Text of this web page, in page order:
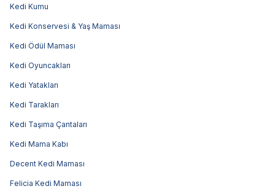
Kedi Kumu
Kedi Konservesi & Yaş Maması
Kedi Ödül Maması
Kedi Oyuncakları
Kedi Yatakları
Kedi Tarakları
Kedi Taşıma Çantaları
Kedi Mama Kabı
Decent Kedi Maması
Felicia Kedi Maması